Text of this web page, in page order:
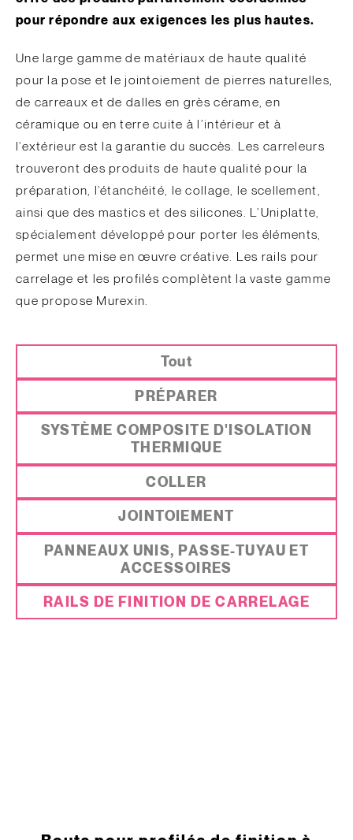
pour répondre aux exigences les plus hautes.
Une large gamme de matériaux de haute qualité
pour la pose et le jointoiement de pierres naturelles,
de carreaux et de dalles en grès cérame, en
céramique ou en terre cuite à l’intérieur et à
l’extérieur est la garantie du succès. Les carreleurs
trouveront des produits de haute qualité pour la
préparation, l’étanchéité, le collage, le scellement,
ainsi que des mastics et des silicones. L’Uniplatte,
spécialement développé pour porter les éléments,
permet une mise en œuvre créative. Les rails pour
carrelage et les profilés complètent la vaste gamme
que propose Murexin.
Tout
PRÉPARER
SYSTÈME COMPOSITE D'ISOLATION
THERMIQUE
COLLER
JOINTOIEMENT
PANNEAUX UNIS, PASSE-TUYAU ET
ACCESSOIRES
RAILS DE FINITION DE CARRELAGE